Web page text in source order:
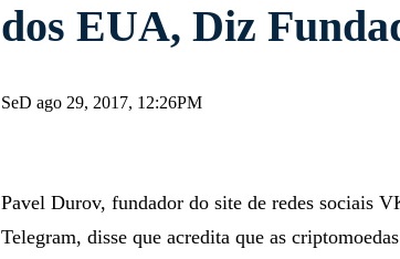
dos EUA, Diz
SeD ago 29, 2017, 12:26PM
Pavel Durov, fundador do site de redes sociais
Telegram, disse que acredita que as